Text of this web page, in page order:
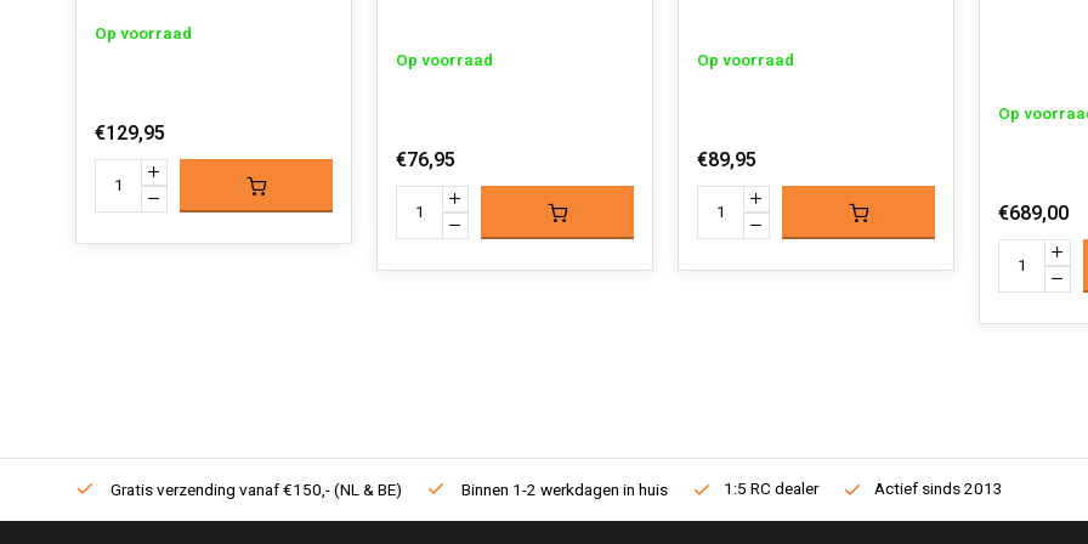
Op voorraad
€129,95
Op voorraad
€76,95
Op voorraad
€89,95
Op
€689,00
Gratis verzending vanaf €150,- (NL & BE) Binnen 1-2 werkdagen in huis 1:5 RC dealer Actief sinds 2013